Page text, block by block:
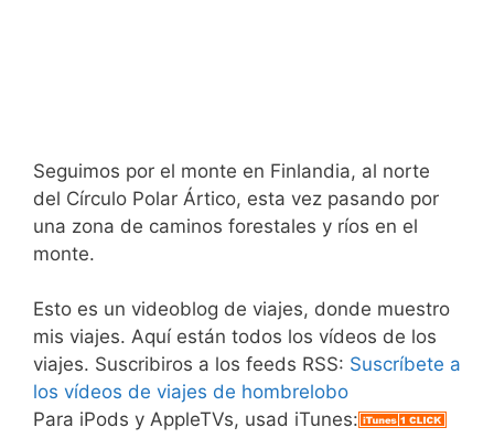
Seguimos por el monte en Finlandia, al norte
del Círculo Polar Ártico, esta vez pasando por
una zona de caminos forestales y ríos en el
monte.
Esto es un videoblog de viajes, donde muestro
mis viajes. Aquí están todos los vídeos de los
viajes. Suscribiros a los feeds RSS: Suscríbete a
los vídeos de viajes de hombrelobo
Para iPods y AppleTVs, usad iTunes: